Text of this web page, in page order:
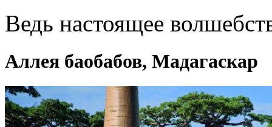
Ведь настоящее
Аллея баобабов, Мадагаскар